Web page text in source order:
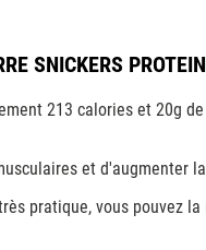
SNICKERS
213 calories et 20g
et d'augmenter
pratique, vous pouvez